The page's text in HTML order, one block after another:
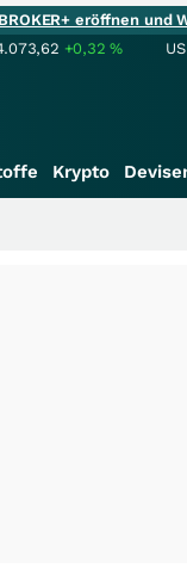
eröffnen und
+0,32%
Krypto